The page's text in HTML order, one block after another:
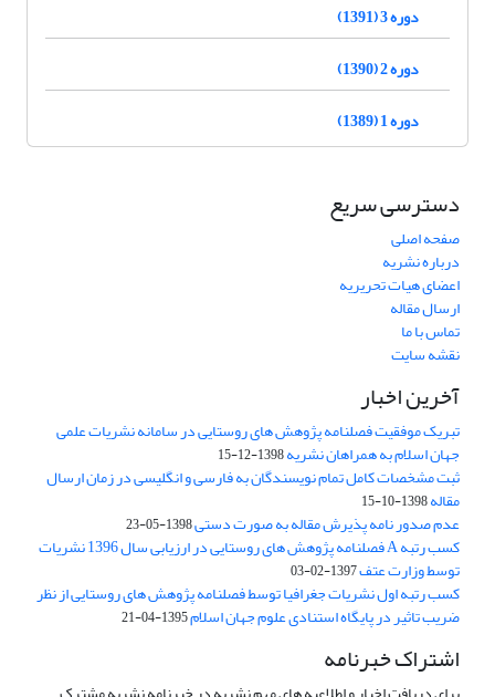
دوره 3 (1391)
دوره 2 (1390)
دوره 1 (1389)
دسترسی سریع
صفحه اصلی
درباره نشریه
اعضای هیات تحریریه
ارسال مقاله
تماس با ما
نقشه سایت
آخرین اخبار
تبریک موفقیت فصلنامه پژوهش های روستایی در سامانه نشریات علمی
جهان اسلام به همراهان نشریه1398-12-15
ثبت مشخصات کامل تمام نویسندگان به فارسی و انگلیسی در زمان ارسال
مقاله1398-10-15
عدم صدور نامه پذیرش مقاله به صورت دستی1398-05-23
کسب رتبه A فصلنامه پژوهش های روستایی در ارزیابی سال 1396 نشریات
توسط وزارت عتف1397-02-03
کسب رتبه اول نشریات جغرافیا توسط فصلنامه پژوهش های روستایی از نظر
ضریب تاثیر در پایگاه استنادی علوم جهان اسلام1395-04-21
اشتراک خبرنامه